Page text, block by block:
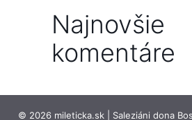
Najnovšie
komentáre
© 2026 mileticka.sk | Saleziáni dona